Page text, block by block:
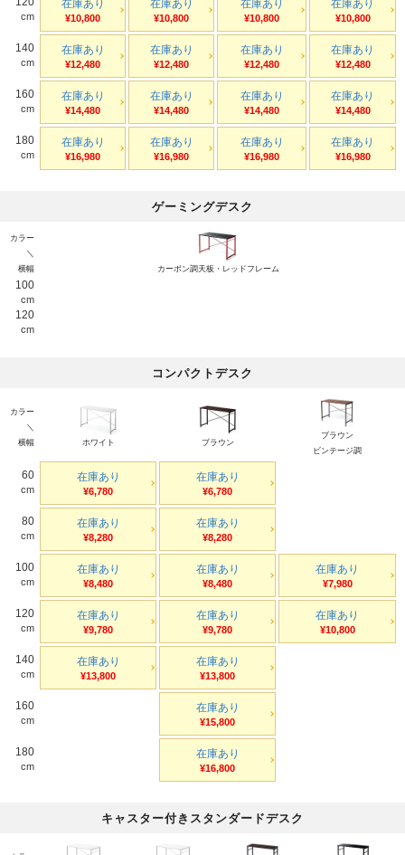
cm
在庫あり
¥10,800
在庫あり
¥10,800
在庫あり
¥10,800
在庫あり
¥10,800
140
cm
在庫あり
¥12,480
在庫あり
¥12,480
在庫あり
¥12,480
在庫あり
¥12,480
160
cm
在庫あり
¥14,480
在庫あり
¥14,480
在庫あり
¥14,480
在庫あり
¥14,480
180
cm
在庫あり
¥16,980
在庫あり
¥16,980
在庫あり
¥16,980
在庫あり
¥16,980
ゲーミングデスク
カラー
＼
横幅
カーボン調天板・レッドフレーム
100
cm
120
cm
コンパクトデスク
カラー
＼
横幅
ホワイト ブラウン
ブラウン
ビンテージ調
60
cm
在庫あり
¥6,780
在庫あり
¥6,780
80
cm
在庫あり
¥8,280
在庫あり
¥8,280
100
cm
在庫あり
¥8,480
在庫あり
¥8,480
在庫あり
¥7,980
120
cm
在庫あり
¥9,780
在庫あり
¥9,780
在庫あり
¥10,800
140
cm
在庫あり
¥13,800
在庫あり
¥13,800
160
cm
在庫あり
¥15,800
180
cm
在庫あり
¥16,800
キャスター付きスタンダードデスク